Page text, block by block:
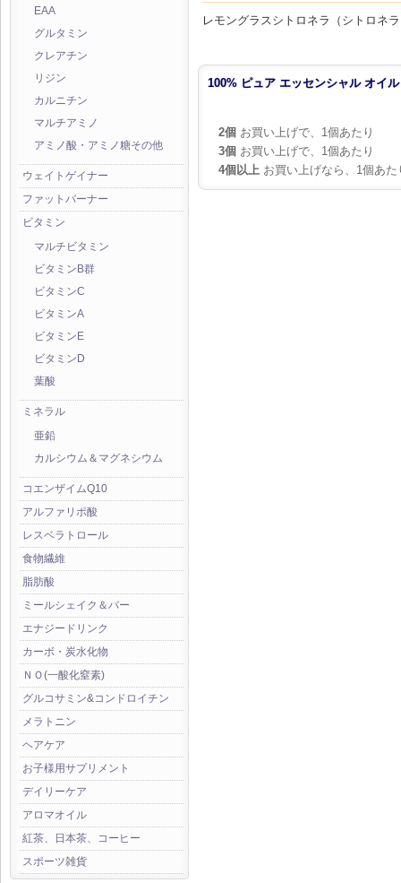
EAA
グルタミン
クレアチン
リジン
カルニチン
マルチアミノ
アミノ酸・アミノ糖その他
ウェイトゲイナー
ファットバーナー
ビタミン
マルチビタミン
ビタミンB群
ビタミンC
ビタミンA
ビタミンE
ビタミンD
葉酸
ミネラル
亜鉛
カルシウム＆マグネシウム
コエンザイムQ10
アルファリポ酸
レスベラトロール
食物繊維
脂肪酸
ミールシェイク＆バー
エナジードリンク
カーボ・炭水化物
ＮＯ(一酸化窒素)
グルコサミン&コンドロイチン
メラトニン
ヘアケア
お子様用サプリメント
デイリーケア
アロマオイル
紅茶、日本茶、コーヒー
スポーツ雑貨
レモングラスシトロネラ（シトロネ
100% ピュア エッセンシャル オイ
2個 お買い上げで、1個あたり
3個 お買い上げで、1個あたり
4個以上 お買い上げなら、1個あた